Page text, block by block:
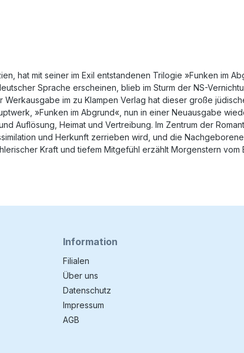
hat mit seiner im Exil entstandenen Trilogie »Funken im
Sprache erscheinen, blieb im Sturm der NS-
im zu Klampen Verlag hat dieser große
»Funken im Abgrund«, nun in einer Neuausgabe
Auflösung, Heimat und Vertreibung. Im Zentrum der
und Herkunft zerrieben wird, und die
Kraft und tiefem Mitgefühl erzählt Morgenstern
Information
Filialen
Über uns
Datenschutz
Impressum
AGB